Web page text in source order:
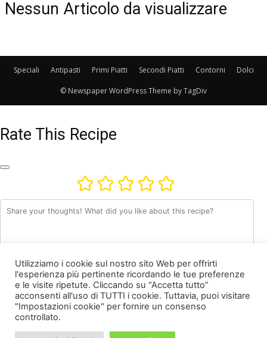
Nessun Articolo da visualizzare
Speciali Antipasti Primi Piatti Secondi Piatti Contorni Dolci
© Newspaper WordPress Theme by TagDiv
Utilizziamo i cookie sul nostro sito Web per offrirti
l'esperienza più pertinente ricordando le tue preferenze
e le visite ripetute. Cliccando su “Accetta tutto”
acconsenti all'uso di TUTTI i cookie. Tuttavia, puoi visitare
"Impostazioni cookie" per fornire un consenso
controllato.
Rate This Recipe
Nome *